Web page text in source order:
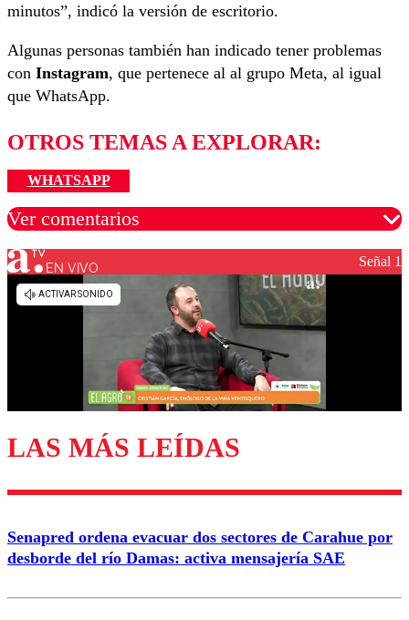
minutos”, indicó la versión de escritorio.
Algunas personas también han indicado tener problemas
con Instagram, que pertenece al al grupo Meta, al igual
que WhatsApp.
OTROS TEMAS A EXPLORAR:
WHATSAPP
Ver comentarios
Los comentarios son moderados para garantizar un
diálogo respetuoso.
Enviar comentario
EN VIVO Señal 1
LAS MÁS LEÍDAS
Senapred ordena evacuar dos sectores de Carahue por
desborde del río Damas: activa mensajería SAE